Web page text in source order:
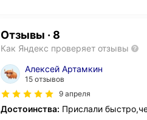
Отзывы · 8
Как Яндекс проверяет отзывы
Алексей Артамкин
15 отзывов
9 апреля
Достоинства: Прислали